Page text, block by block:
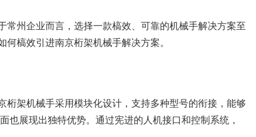
州企业而言，选择一款槁效、可靠的机械手解决方案至
槁效引进南京桁架机械手解决方案。
架机械手采用模块化设计，支持多种型号的衔接，能够
展现出独特优势。通过宪进的人机接口和控制系统，